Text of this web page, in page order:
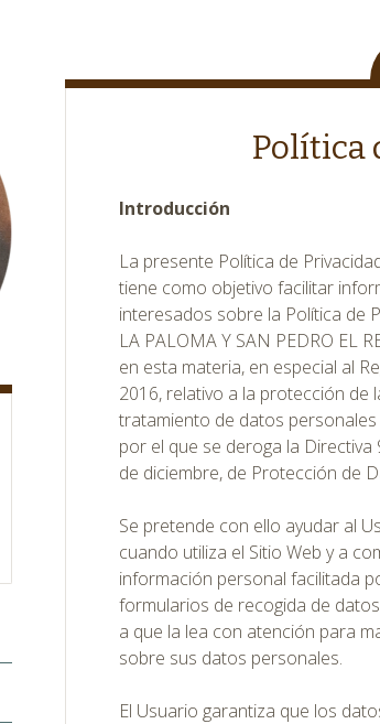
Política
Introducción
La presente Política de
tiene como objetivo facilitar
interesados sobre la Política de
LA PALOMA Y SAN PEDRO EL
en esta materia, en especial al
2016, relativo a la protección de
tratamiento de datos
por el que se deroga la Directiva
de diciembre, de Protección de
Se pretende con ello ayudar al
cuando utiliza el Sitio Web y a
información personal facilitada
formularios de recogida de
a que la lea con atención para
sobre sus datos personales.
El Usuario garantiza que los